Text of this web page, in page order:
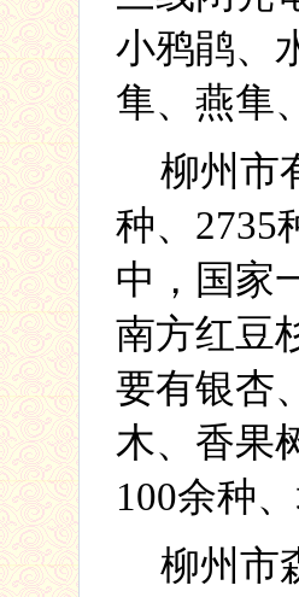
小鸦鹃、
隼、燕隼
柳州市
种、 2735
中， 国家
南方红豆
要有银杏
木、香果
100余种
柳州市